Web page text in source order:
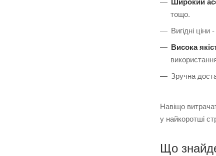
Широкий
тощо.
Вигідні
Висока
Зручна
Навіщо
у найкоротші
Що